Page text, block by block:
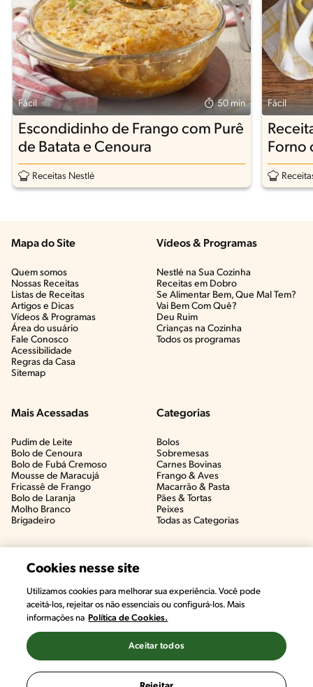
Fácil 50 min
Escondidinho de Frango com Purê
de Batata e Cenoura
Receitas Nestlé
Fácil
Forno
Mapa do Site
Quem somos
Nossas Receitas
Listas de Receitas​
Artigos e Dicas​
Vídeos & Programas​
Área do usuário
Fale Conosco
Acessibilidade
Regras da Casa
Sitemap
Vídeos & Programas​
Nestlé na Sua Cozinha
Receitas em Dobro
Se Alimentar Bem, Que Mal Tem?​
Vai Bem Com Quê?​
Deu Ruim​
Crianças na Cozinha​
Todos os programas
Mais Acessadas
Pudim de Leite
Bolo de Cenoura
Bolo de Fubá Cremoso
Mousse de Maracujá
Fricassê de Frango
Bolo de Laranja
Molho Branco
Brigadeiro
Categorias
Bolos
Sobremesas
Carnes Bovinas​
Frango & Aves​
Macarrão & Pasta​
Pães & Tortas​
Peixes
Todas as Categorias
Cookies nesse site
Utilizamos cookies para melhorar sua experiência. Você pode
aceitá-los, rejeitar os não essenciais ou configurá-los. Mais
informações na Política de Cookies.
Aceitar todos